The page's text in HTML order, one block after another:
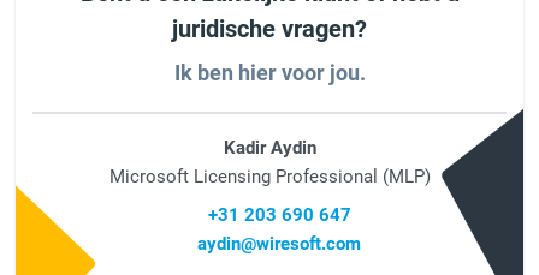
juridische vragen?
Ik ben hier voor jou.
Kadir Aydin
Microsoft Licensing Professional (MLP)
+31 203 690 647
aydin@wiresoft.com